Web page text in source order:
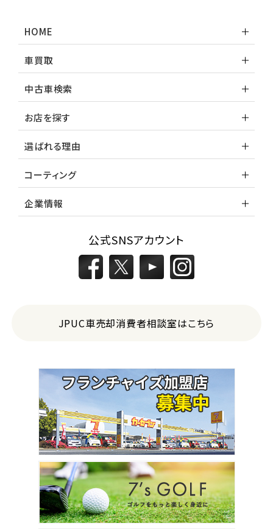
HOME
車買取
中古車検索
お店を探す
選ばれる理由
コーティング
企業情報
公式SNSアカウント
JPUC車売却消費者相談室はこちら